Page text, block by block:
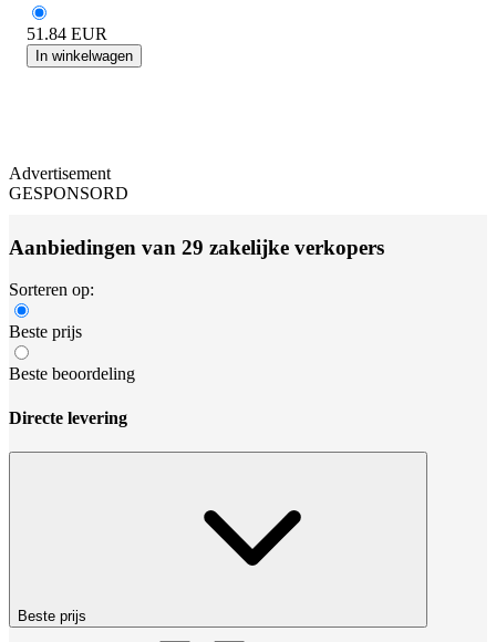
51.84 EUR
In winkelwagen
Advertisement
GESPONSORD
Aanbiedingen van 29 zakelijke verkopers
Sorteren op:
Beste prijs
Beste beoordeling
Directe levering
Beste prijs